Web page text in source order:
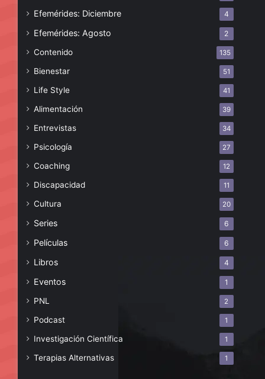
Efemérides: Diciembre 4
Efemérides: Agosto 2
Contenido 135
Bienestar 51
Life Style 41
Alimentación 39
Entrevistas 34
Psicología 27
Coaching 12
Discapacidad 11
Cultura 20
Series 6
Películas 6
Libros 4
Eventos 1
PNL 2
Podcast 1
Investigación Científica 1
Terapias Alternativas 1